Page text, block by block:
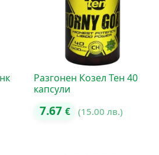
Разгонен Козел Тен 40
капсули
7.67 € (15.00 лв.)